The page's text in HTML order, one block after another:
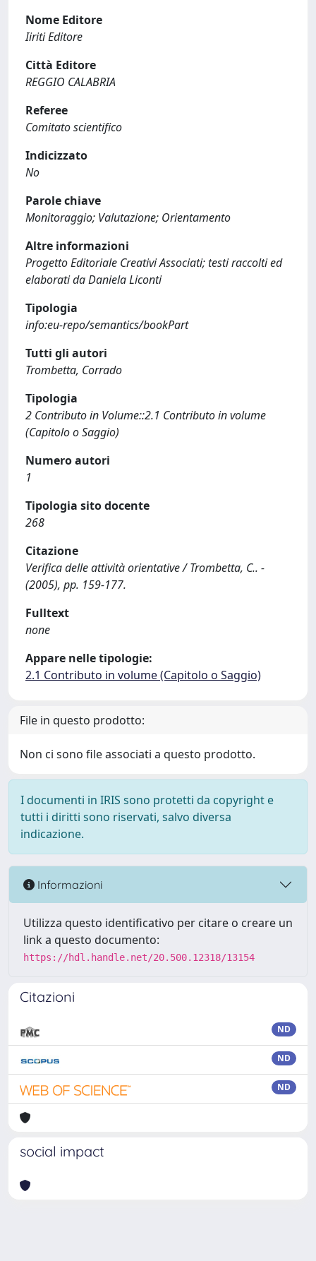
Nome Editore
Iiriti Editore
Città Editore
REGGIO CALABRIA
Referee
Comitato scientifico
Indicizzato
No
Parole chiave
Monitoraggio; Valutazione; Orientamento
Altre informazioni
Progetto Editoriale Creativi Associati; testi raccolti ed
elaborati da Daniela Liconti
Tipologia
info:eu-repo/semantics/bookPart
Tutti gli autori
Trombetta, Corrado
Tipologia
2 Contributo in Volume::2.1 Contributo in volume
(Capitolo o Saggio)
Numero autori
1
Tipologia sito docente
268
Citazione
Verifica delle attività orientative / Trombetta, C.. -
(2005), pp. 159-177.
Fulltext
none
Appare nelle tipologie:
2.1 Contributo in volume (Capitolo o Saggio)
File in questo prodotto:
Non ci sono file associati a questo prodotto.
I documenti in IRIS sono protetti da copyright e
tutti i diritti sono riservati, salvo diversa
indicazione.
Informazioni
Utilizza questo identificativo per citare o creare un
link a questo documento:
https://hdl.handle.net/20.500.12318/13154
Citazioni
ND
ND
ND
social impact